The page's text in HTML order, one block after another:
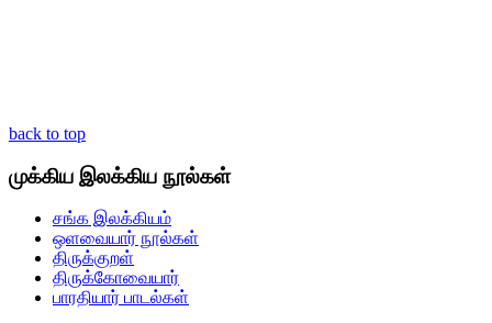
back to top
முக்கிய இலக்கிய நூல்கள்
சங்க இலக்கியம்
ஒளவையார் நூல்கள்
திருக்குறள்
திருக்கோவையார்
பாரதியார் பாடல்கள்